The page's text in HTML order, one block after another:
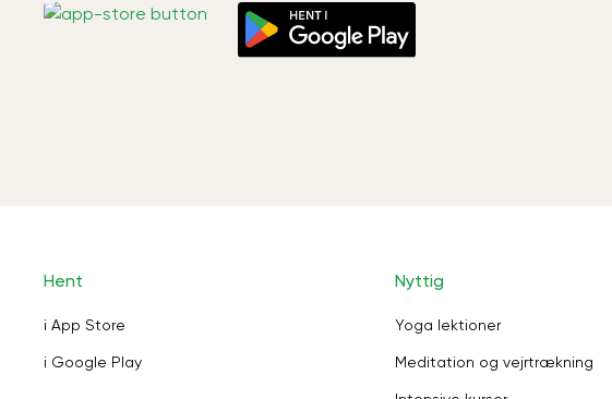
Hent
i App Store
i Google Play
Nyttig
Yoga lektioner
Meditation og vejrtrækning